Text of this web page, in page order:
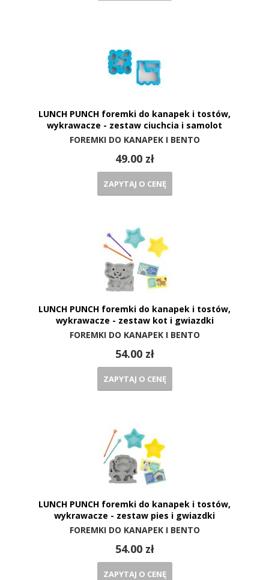
LUNCH PUNCH foremki do kanapek i tostów,
wykrawacze - zestaw ciuchcia i samolot
FOREMKI DO KANAPEK I BENTO
49.00 zł
ZAPYTAJ O CENĘ
LUNCH PUNCH foremki do kanapek i tostów,
wykrawacze - zestaw kot i gwiazdki
FOREMKI DO KANAPEK I BENTO
54.00 zł
ZAPYTAJ O CENĘ
LUNCH PUNCH foremki do kanapek i tostów,
wykrawacze - zestaw pies i gwiazdki
FOREMKI DO KANAPEK I BENTO
54.00 zł
ZAPYTAJ O CENĘ